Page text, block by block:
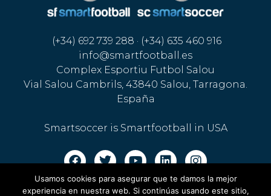
(+34) 692 739 288 · (+34) 635 460 916
info@smartfootball.es
Complex Esportiu Futbol Salou
Vial Salou Cambrils, 43840 Salou, Tarragona.
España
Smartsoccer is Smartfootball in USA
Legal warning · Cookies policy·Privacy policy
Usamos cookies para asegurar que te damos la mejor
experiencia en nuestra web. Si continúas usando este sitio,